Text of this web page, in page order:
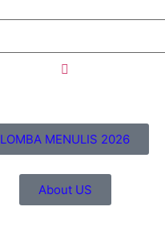
LOMBA MENULIS 2026
About US